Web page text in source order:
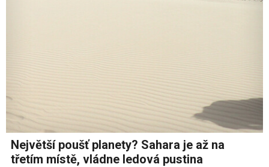
Největší poušť planety? Sahara je až na
třetím místě, vládne ledová pustina